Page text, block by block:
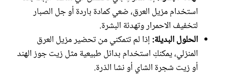
استخدام مزيل العرق، ضعي كمادة باردة أو جل الصبار
لتخفيف الاحمرار وتهدئة البشرة.
الحلول البديلة:إذا لم تتمكني من تحضير مزيل العرق
المنزلي، يمكنكِ استخدام بدائل طبيعية مثل زيت جوز الهند
أو زيت شجرة الشاي أو نشا الذرة.